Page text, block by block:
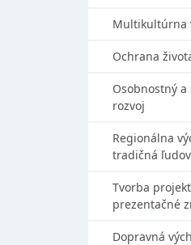
Multikultúrna
Ochrana
Osobnostný a
rozvoj
Regionálna
tradičná
Tvorba
prezentačné
Dopravná